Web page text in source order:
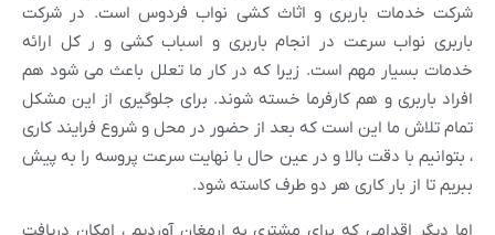
شرکت خدمات باربری و اثاث کشی نواب فردوس است. در شرکت
باربری نواب سرعت در انجام باربری و اسباب کشی و ر کل ارائه
خدمات بسیار مهم است. زیرا که در کار ما تعلل باعث می شود هم
افراد باربری و هم کارفرما خسته شوند. برای جلوگیری از این مشکل
تمام تلاش ما این است که بعد از حضور در محل و شروع فرایند کاری
، بتوانیم با دقت بالا و در عین حال با نهایت سرعت پروسه را به پیش
ببریم تا از بار کاری هر دو طرف کاسته شود.
اما دیگر اقدامی که برای مشتری به ارمغان آوردیم ، امکان دریافت